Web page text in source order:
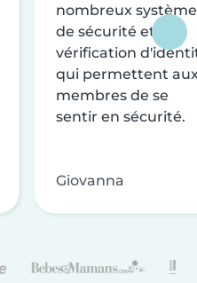
nombreux
de sécurité et de
vérification
qui permettent
membres de se
sentir en sécurité.
Giovanna